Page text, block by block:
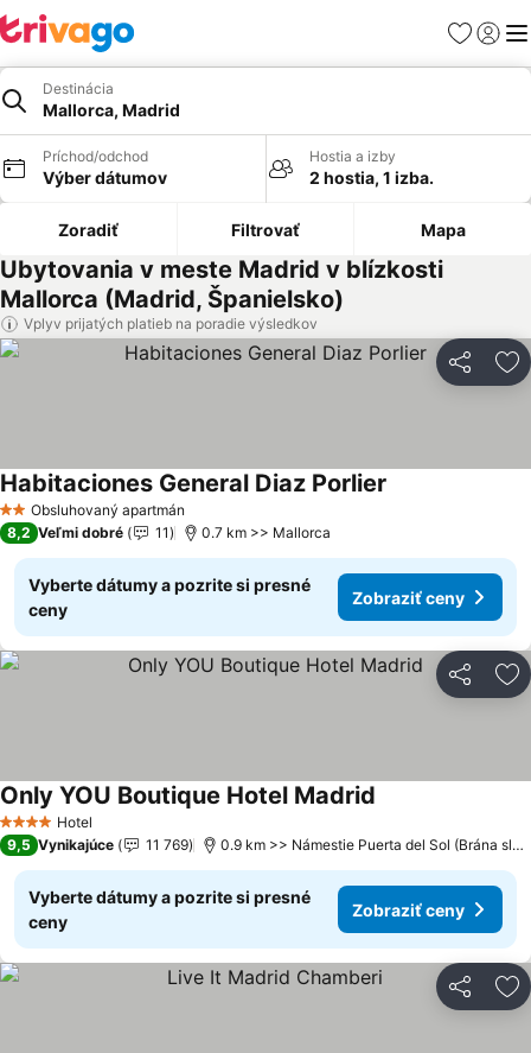
Obľúbené
Destinácia
Mallorca, Madrid
Príchod/odchod
Výber dátumov
Hostia a izby
2 hostia, 1 izba.
Zoradiť Filtrovať Mapa
Ubytovania v meste Madrid v blízkosti
Mallorca (Madrid, Španielsko)
Vplyv prijatých platieb na poradie výsledkov
Zdieľať
2 Počet hviezdičiek
Obsluhovaný apartmán
Habitaciones General Diaz Porlier
8,2 Veľmi dobré 11 0.7 km >> Mallorca
Vyberte dátumy a pozrite si presné
ceny
Zobraziť ceny
Zdieľať
4 Počet hviezdičiek
Hotel
Only YOU Boutique Hotel Madrid
9,5 Vynikajúce 11 769 0.9 km >> Námestie Puerta del Sol (Brána slnka)
Vyberte dátumy a pozrite si presné
ceny
Zobraziť ceny
Zdieľať